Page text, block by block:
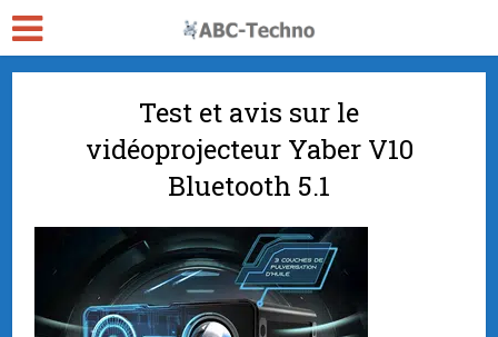
Test et avis sur le
vidéoprojecteur Yaber V10
Bluetooth 5.1